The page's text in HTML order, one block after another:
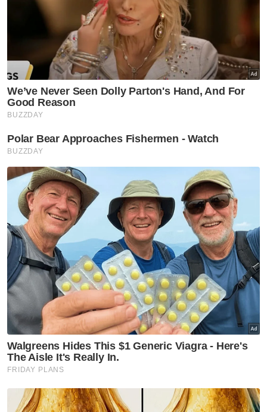
kualiti kepimpinan Md Raus yang mendalam
akan menjadi asas dalam membentuk hala
tuju strategik dan memastikan syarikat itu
terus cemerlang dalam komitmen mereka
terhadap inovasi dan kelestarian.
“Kami amat teruja dengan kehadiran Tun
Raus di dalam lembaga pengarah kami dan
mengukuhkan lagi perjalanan dalam
ujar beliau.
Tun Md Raus membawa bersama beliau
kerjaya yang cemerlang dalam kehakiman
dan perkhidmatan undang-undang Malaysia,
bermula pada tahun 1976.
Artikel Berkaitan:
Shamsul Azri dilantik sebagai KSN baharu
Aedy Fadly dilantik sebagai KP JPJ baharu
PHB Asset Management urus dana AHB berkuat
kuasa Isnin
Beliau memegang pelbagai jawatan penting
Presiden Mahkamah Sesyen, Timbalan